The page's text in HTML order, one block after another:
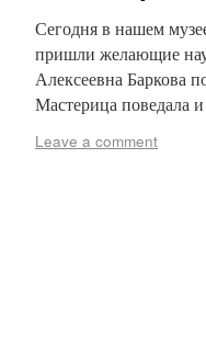
Сегодня в нашем
пришли желающие
Алексеевна Баркова
Мастерица поведала
Leave a comment